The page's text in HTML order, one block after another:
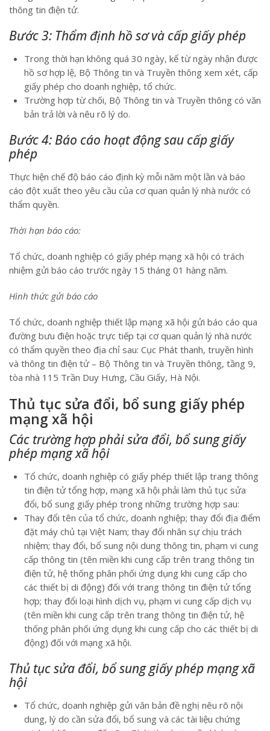
thông tin điện tử.
Bước 3: Thẩm định hồ sơ và cấp giấy phép
Trong thời hạn không quá 30 ngày, kể từ ngày nhận được
hồ sơ hợp lệ, Bộ Thông tin và Truyền thông xem xét, cấp
giấy phép cho doanh nghiệp, tổ chức.
Trường hợp từ chối, Bộ Thông tin và Truyền thông có văn
bản trả lời và nêu rõ lý do.
Bước 4: Báo cáo hoạt động sau cấp giấy
phép
Thực hiện chế độ báo cáo định kỳ mỗi năm một lần và báo
cáo đột xuất theo yêu cầu của cơ quan quản lý nhà nước có
thẩm quyền.
Thời hạn báo cáo:
Tổ chức, doanh nghiệp có giấy phép mạng xã hội có trách
nhiệm gửi báo cáo trước ngày 15 tháng 01 hàng năm.
Hình thức gửi báo cáo
Tổ chức, doanh nghiệp thiết lập mạng xã hội gửi báo cáo qua
đường bưu điện hoặc trực tiếp tại cơ quan quản lý nhà nước
có thẩm quyền theo địa chỉ sau: Cục Phát thanh, truyền hình
và thông tin điện tử – Bộ Thông tin và Truyền thông, tầng 9,
tòa nhà 115 Trần Duy Hưng, Cầu Giấy, Hà Nội.
Thủ tục sửa đổi, bổ sung giấy phép
mạng xã hội
Các trường hợp phải sửa đổi, bổ sung giấy
phép mạng xã hội
Tổ chức, doanh nghiệp có giấy phép thiết lập trang thông
tin điện tử tổng hợp, mạng xã hội phải làm thủ tục sửa
đổi, bổ sung giấy phép trong những trường hợp sau:
Thay đổi tên của tổ chức, doanh nghiệp; thay đổi địa điểm
đặt máy chủ tại Việt Nam; thay đổi nhân sự chịu trách
nhiệm; thay đổi, bổ sung nội dung thông tin, phạm vi cung
cấp thông tin (tên miền khi cung cấp trên trang thông tin
điện tử, hệ thống phân phối ứng dụng khi cung cấp cho
các thiết bị di động) đối với trang thông tin điện tử tổng
hợp; thay đổi loại hình dịch vụ, phạm vi cung cấp dịch vụ
(tên miền khi cung cấp trên trang thông tin điện tử, hệ
thống phân phối ứng dụng khi cung cấp cho các thiết bị di
động) đối với mạng xã hội.
Thủ tục sửa đổi, bổ sung giấy phép mạng xã
hội
Tổ chức, doanh nghiệp gửi văn bản đề nghị nêu rõ nội
dung, lý do cần sửa đổi, bổ sung và các tài liệu chứng